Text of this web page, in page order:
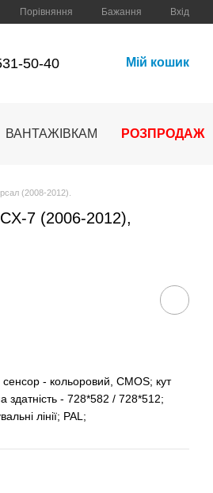
Порівняння Бажання Вхід
50-40 Мій кошик
ВАНТАЖІВКАМ РОЗПРОДАЖ
(2008-2012).
7 (2006-2012),
- кольоровий, CMOS; кут
здатність - 728*582 / 728*512;
лінії; PAL;